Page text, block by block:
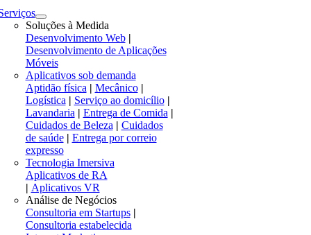
Soluções à Medida
Desenvolvimento Web|
Desenvolvimento de Aplicações
Móveis
Aplicativos sob demanda
Aptidão física| Mecânico|
Logística| Serviço ao domicílio|
Lavandaria | Entrega de Comida |
Cuidados de Beleza | Cuidados
de saúde | Entrega por correio
expresso
Tecnologia Imersiva
Aplicativos de RA
| Aplicativos VR
Análise de Negócios
Consultoria em Startups|
Consultoria estabelecida